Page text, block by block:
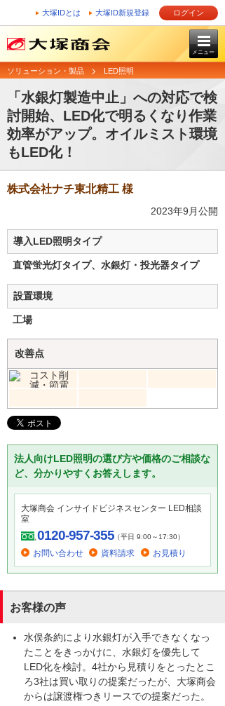
大塚IDとは 大塚ID新規登録 ログイン
メニュー
ソリューション・製品 LED照明
「水銀灯製造中止」への対応で検
討開始、LED化で明るくなり作業
効率がアップ。オイルミスト環境
もLED化！
株式会社ナチ東北精工 様
2023年9月公開
導入LED照明タイプ
直管蛍光灯タイプ、水銀灯・投光器タイプ
設置環境
工場
改善点
法人向けLED照明の選び方や価格のご相談な
ど、分かりやすくお答えします。
大塚商会 インサイドビジネスセンター LED相談
室
0120-957-355（平日 9:00～17:30）
お問い合わせ 資料請求 お見積り
お客様の声
水俣条約により水銀灯が入手できなくなっ
たことをきっかけに、水銀灯を優先して
LED化を検討。4社から見積りをとったとこ
ろ3社は買い取りの提案だったが、大塚商会
からは譲渡権つきリースでの提案だった。